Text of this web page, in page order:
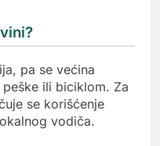
pa se većina
ili biciklom. Za
se korišćenje
vodiča.